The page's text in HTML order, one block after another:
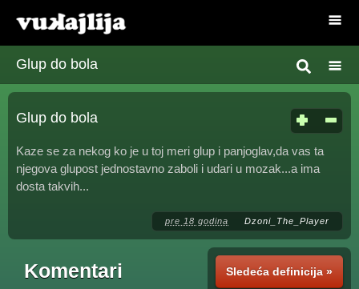
Glup do bola
Glup do bola
Kaze se za nekog ko je u toj meri glup i panjoglav,da vas ta
njegova glupost jednostavno zaboli i udari u mozak...a ima
dosta takvih...
pre 18 godina Dzoni_The_Player
Sledeća definicija »
Komentari